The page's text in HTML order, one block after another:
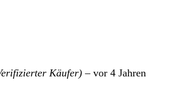
Käufer) – vor 4 Jahren